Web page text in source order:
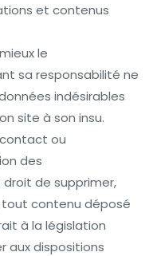
et contenus
le
sa responsabilité ne
indésirables
site à son insu.
ou
des
droit de supprimer,
tout contenu déposé
à la législation
aux dispositions